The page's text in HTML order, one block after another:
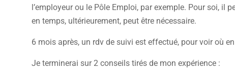
l’employeur ou le Pôle Emploi, par exemple. Pour soi, il
en temps, ultérieurement, peut être nécessaire.
6 mois après, un rdv de suivi est effectué, pour voir où
Je terminerai sur 2 conseils tirés de mon expérience :